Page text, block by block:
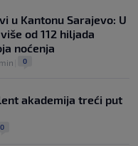
u Kantonu Sarajevo: U
od 112 hiljada
noćenja
0
akademija treći put
0